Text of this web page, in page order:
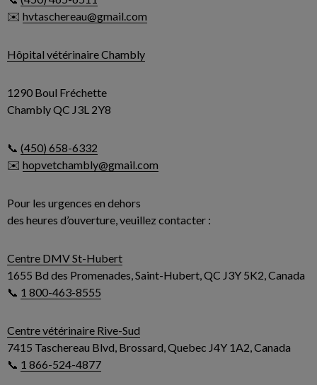
✉️ hvtaschereau@gmail.com
Hôpital vétérinaire Chambly
1290 Boul Fréchette
Chambly QC J3L 2Y8
📞 (450) 658-6332
✉️ hopvetchambly@gmail.com
Pour les urgences en dehors
des heures d’ouverture, veuillez contacter :
Centre DMV St-Hubert
1655 Bd des Promenades, Saint-Hubert, QC J3Y 5K2, Canada
📞 1 800-463-8555
Centre vétérinaire Rive-Sud
7415 Taschereau Blvd, Brossard, Quebec J4Y 1A2, Canada
📞 1 866-524-4877